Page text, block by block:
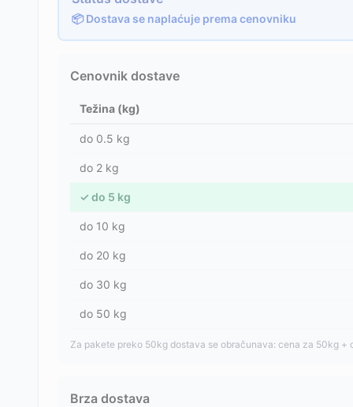
📦 Dostava se naplaćuje prema cenovniku
Cenovnik dostave
Težina (kg)
do 0.5 kg
do 2 kg
✓ do 5 kg
do 10 kg
do 20 kg
do 30 kg
do 50 kg
Za pakete preko 50kg dostava se obračunava: cena za 50kg +
Brza dostava